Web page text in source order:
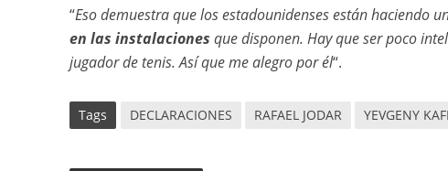
“Eso demuestra que los estadounidenses están haciendo
en las instalaciones que disponen. Hay que ser poco
jugador de tenis. Así que me alegro por él“.
Tags DECLARACIONES RAFAEL JODAR YEVGENY